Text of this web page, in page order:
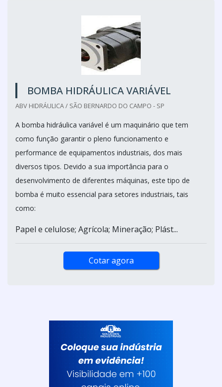
BOMBA HIDRÁULICA VARIÁVEL
ABV HIDRÁULICA / SÃO BERNARDO DO CAMPO - SP
A bomba hidráulica variável é um maquinário que tem
como função garantir o pleno funcionamento e
performance de equipamentos industriais, dos mais
diversos tipos. Devido a sua importância para o
desenvolvimento de diferentes máquinas, este tipo de
bomba é muito essencial para setores industriais, tais
como:
Papel e celulose; Agrícola; Mineração; Plást...
Cotar agora